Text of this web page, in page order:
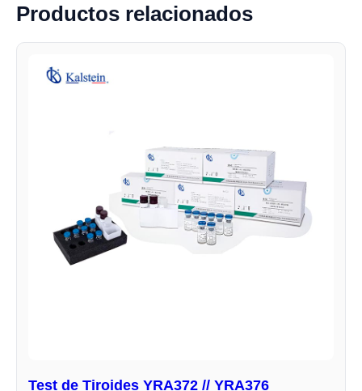
Productos relacionados
Test de Tiroides YRA372 // YRA376